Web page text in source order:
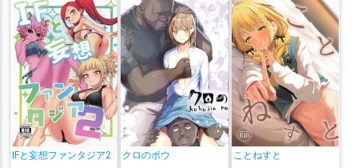
IFと妄想ファンタジア2 クロのボウ ことねすと